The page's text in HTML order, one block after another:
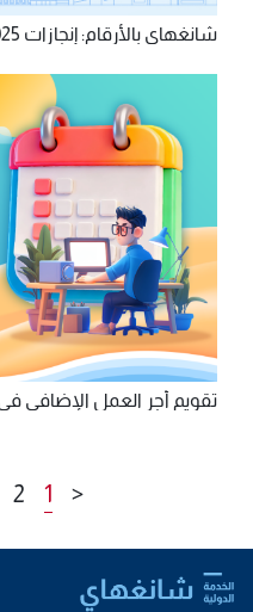
شانغهاي بالأرقام: إنجازات 2025 وأولويات 2026
تقويم أجر العمل الإضافي في
<
1
2